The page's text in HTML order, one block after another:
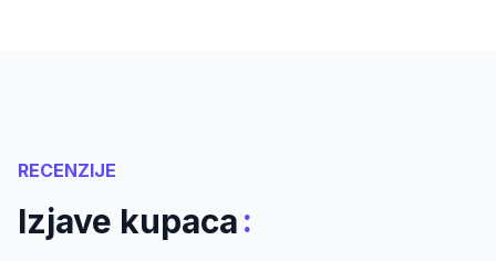
RECENZIJE
Izjave kupaca: